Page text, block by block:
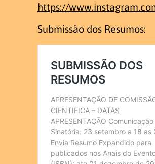
https://
Submissão dos Resumos: